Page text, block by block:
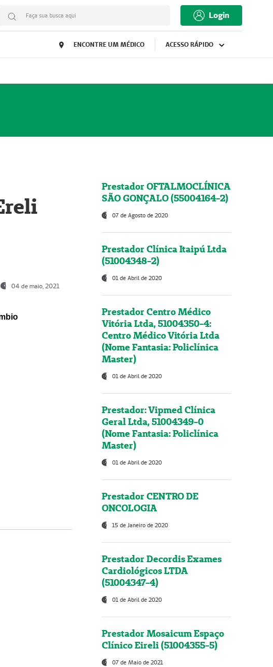
Faça sua busca aqui Login
ENCONTRE UM MÉDICO ACESSO RÁPIDO
04 de maio, 2021
Prestador OFTALMOCLÍNICA
SÃO GONÇALO (55004164-2)
07 de Agosto de 2020
Prestador Clínica Itaipú Ltda
(51004348-2)
01 de Abril de 2020
Prestador Centro Médico
Vitória Ltda, 51004350-4:
Centro Médico Vitória Ltda
(Nome Fantasia: Policlínica
Master)
01 de Abril de 2020
Prestador: Vipmed Clínica
Geral Ltda, 51004349-0
(Nome Fantasia: Policlínica
Master)
01 de Abril de 2020
Prestador CENTRO DE
ONCOLOGIA
15 de Janeiro de 2020
Prestador Decordis Exames
Cardiológicos LTDA
(51004347-4)
01 de Abril de 2020
Prestador Mosaicum Espaço
Clínico Eireli (51004355-5)
07 de Maio de 2021